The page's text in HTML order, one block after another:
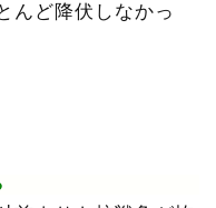
んど降伏しなかっ